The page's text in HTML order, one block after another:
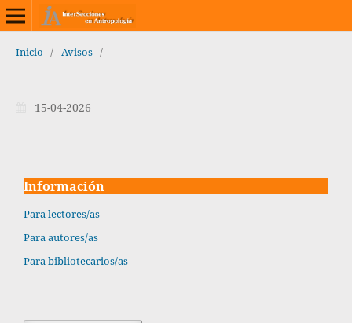
Inicio / Avisos /
15-04-2026
Información
Para lectores/as
Para autores/as
Para bibliotecarios/as